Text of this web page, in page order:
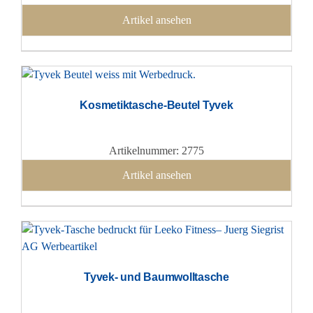
Artikel ansehen
Kosmetiktasche-Beutel Tyvek
Artikelnummer: 2775
Artikel ansehen
Tyvek- und Baumwolltasche